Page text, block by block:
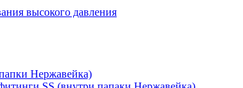
высокого давления
Нержавейка)